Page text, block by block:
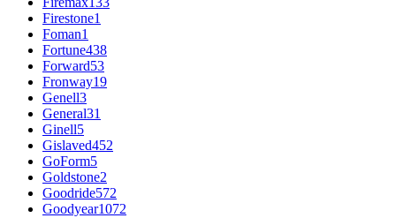
Firestone1
Foman1
Fortune438
Forward53
Fronway19
Genell3
General31
Ginell5
Gislaved452
GoForm5
Goldstone2
Goodride572
Goodyear1072